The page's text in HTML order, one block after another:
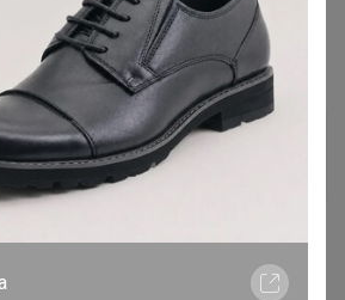
дней ждать сп? Быстро же
СП